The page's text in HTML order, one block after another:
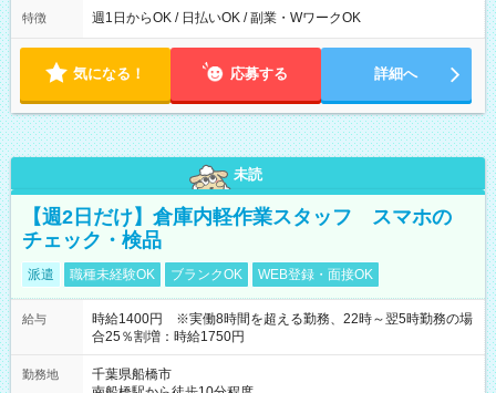
能！ └平日・土曜日の中で、お好きな曜日でご勤務いただけま
18:00 などのように、自由な働き方が可能なお仕事です！
特徴 週1日からOK / 日払いOK / 副業・WワークOK
気になる！ 応募する 詳細へ
未読
【週2日だけ】倉庫内軽作業スタッフ スマホの
チェック・検品
派遣 職種未経験OK ブランクOK WEB登録・面接OK
給与
時給1400円 ※実働8時間を超える勤務、22時～翌5時勤務の場
合25％割増：時給1750円
勤務地
千葉県船橋市